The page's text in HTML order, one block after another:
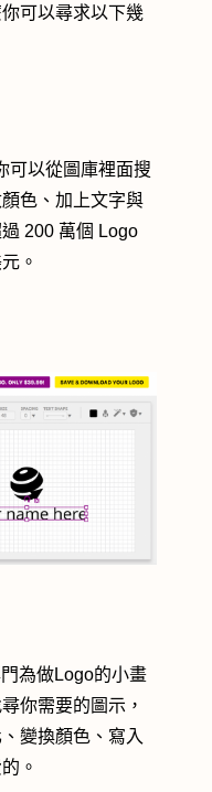
可以尋求以下幾
可以從圖庫裡面搜
色、加上文字與
200 萬個 Logo
。
為做Logo的小畫
你需要的圖示，
變換顏色、寫入
。